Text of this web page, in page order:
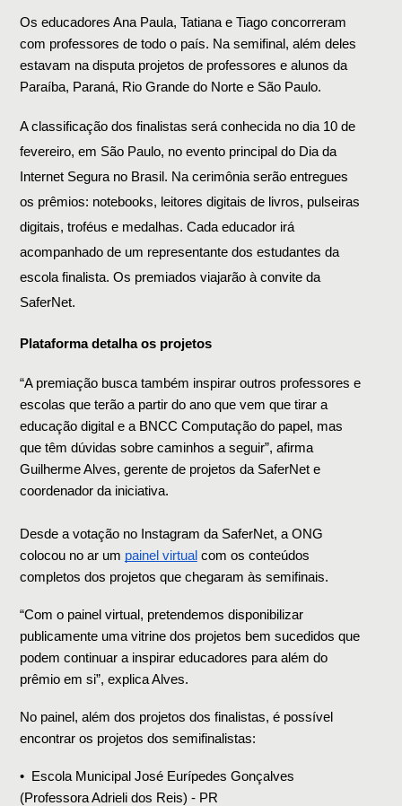
Os educadores Ana Paula, Tatiana e Tiago concorreram
com professores de todo o país. Na semifinal, além deles
estavam na disputa projetos de professores e alunos da
Paraíba, Paraná, Rio Grande do Norte e São Paulo.
A classificação dos finalistas será conhecida no dia 10 de
fevereiro, em São Paulo, no evento principal do Dia da
Internet Segura no Brasil. Na cerimônia serão entregues
os prêmios: notebooks, leitores digitais de livros, pulseiras
digitais, troféus e medalhas. Cada educador irá
acompanhado de um representante dos estudantes da
escola finalista. Os premiados viajarão à convite da
SaferNet.
Plataforma detalha os projetos
“A premiação busca também inspirar outros professores e
escolas que terão a partir do ano que vem que tirar a
educação digital e a BNCC Computação do papel, mas
que têm dúvidas sobre caminhos a seguir”, afirma
Guilherme Alves, gerente de projetos da SaferNet e
coordenador da iniciativa.
Desde a votação no Instagram da SaferNet, a ONG
colocou no ar um painel virtual com os conteúdos
completos dos projetos que chegaram às semifinais.
“Com o painel virtual, pretendemos disponibilizar
publicamente uma vitrine dos projetos bem sucedidos que
podem continuar a inspirar educadores para além do
prêmio em si”, explica Alves.
No painel, além dos projetos dos finalistas, é possível
encontrar os projetos dos semifinalistas:
•⁠  ⁠⁠Escola Municipal José Eurípedes Gonçalves
(Professora Adrieli dos Reis) - PR